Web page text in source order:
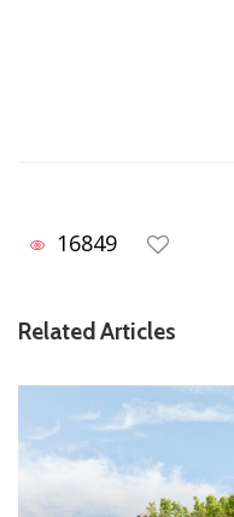
16849
Related Articles